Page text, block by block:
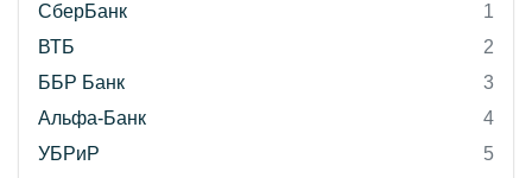
СберБанк
1
ВТБ
2
ББР Банк
3
Альфа-Банк
4
УБРиР
5